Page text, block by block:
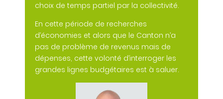
choix de temps partiel par la collectivité.
En cette période de recherches
d’économies et alors que le Canton n’a
pas de problème de revenus mais de
dépenses, cette volonté d’interroger les
grandes lignes budgétaires est à saluer.